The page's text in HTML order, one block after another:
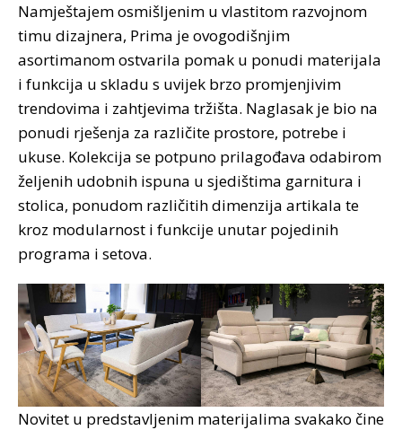
Namještajem osmišljenim u vlastitom razvojnom
timu dizajnera, Prima je ovogodišnjim
asortimanom ostvarila pomak u ponudi materijala
i funkcija u skladu s uvijek brzo promjenjivim
trendovima i zahtjevima tržišta. Naglasak je bio na
ponudi rješenja za različite prostore, potrebe i
ukuse. Kolekcija se potpuno prilagođava odabirom
željenih udobnih ispuna u sjedištima garnitura i
stolica, ponudom različitih dimenzija artikala te
kroz modularnost i funkcije unutar pojedinih
programa i setova.
Novitet u predstavljenim materijalima svakako čine